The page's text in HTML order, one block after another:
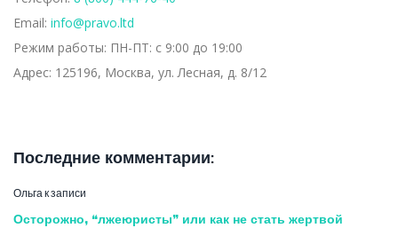
Email: info@pravo.ltd
Режим работы: ПН-ПТ: с 9:00 до 19:00
Адрес: 125196, Москва, ул. Лесная, д. 8/12
Последние комментарии:
Ольга к записи
Осторожно, “лжеюристы” или как не стать жертвой